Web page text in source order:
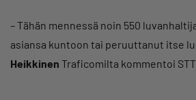
– Tähän mennessä noin 550
asiansa kuntoon tai peruuttanut itse
Heikkinen Traficomilta kommentoi